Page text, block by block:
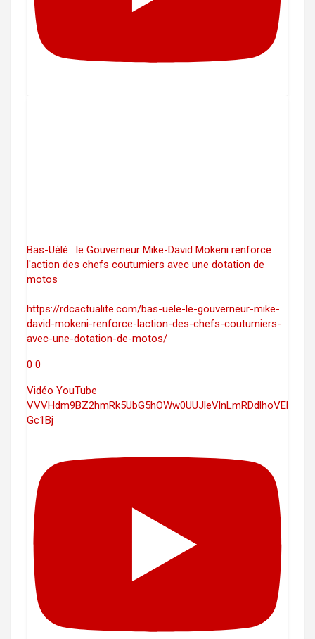
Bas-Uélé : le Gouverneur Mike-David Mokeni renforce
l'action des chefs coutumiers avec une dotation de
motos
https://rdcactualite.com/bas-uele-le-gouverneur-mike-
david-mokeni-renforce-laction-des-chefs-coutumiers-
avec-une-dotation-de-motos/
0 0
Vidéo YouTube
VVVHdm9BZ2hmRk5UbG5hOWw0UUJleVlnLmRDdlhoVEl
Gc1Bj